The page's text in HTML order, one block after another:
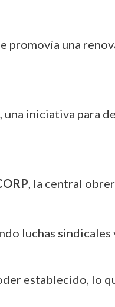
promovía una
iniciativa para
, la central
luchas sindicales
establecido, lo